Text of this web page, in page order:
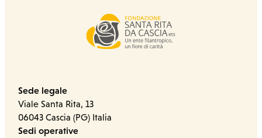
Sede legale
Viale Santa Rita, 13
06043 Cascia (PG) Italia
Sedi operative